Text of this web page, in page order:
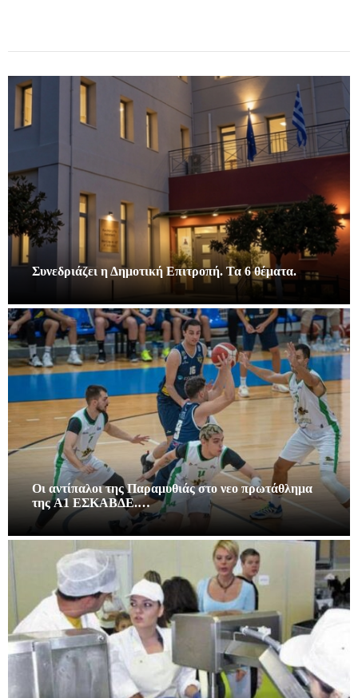
Συνεδριάζει η Δημοτική Επιτροπή. Τα 6 θέματα.
Οι αντίπαλοι της Παραμυθιάς στο νεο πρωτάθλημα
της A1 ΕΣΚΑΒΔΕ.…